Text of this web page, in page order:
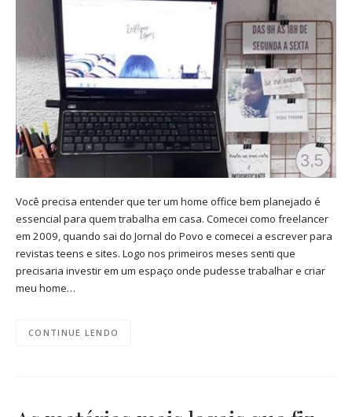
Você precisa entender que ter um home office bem planejado é
essencial para quem trabalha em casa. Comecei como freelancer
em 2009, quando sai do Jornal do Povo e comecei a escrever para
revistas teens e sites. Logo nos primeiros meses senti que
precisaria investir em um espaço onde pudesse trabalhar e criar
meu home…
CONTINUE LENDO